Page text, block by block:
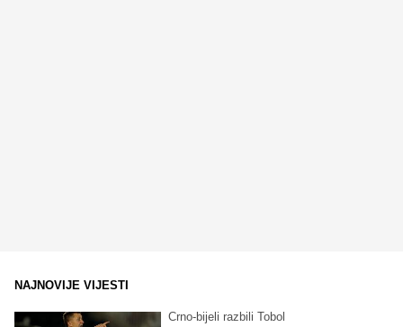
NAJNOVIJE VIJESTI
Crno-bijeli razbili Tobol